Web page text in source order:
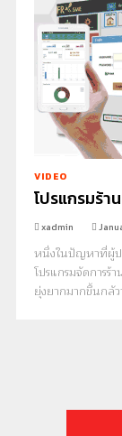
VIDEO
โปรแกรมร้า
xadmin
หนึ่งในปัญหาที่ผู้ป
โปรแกรมจัดการร้
ยุ่งยากมากขึ้นกลัว